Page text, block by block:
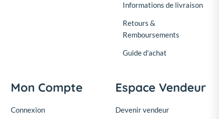
Informations de livraison
Retours &
Remboursements
Guide d'achat
Mon Compte
Connexion
Espace Vendeur
Devenir vendeur